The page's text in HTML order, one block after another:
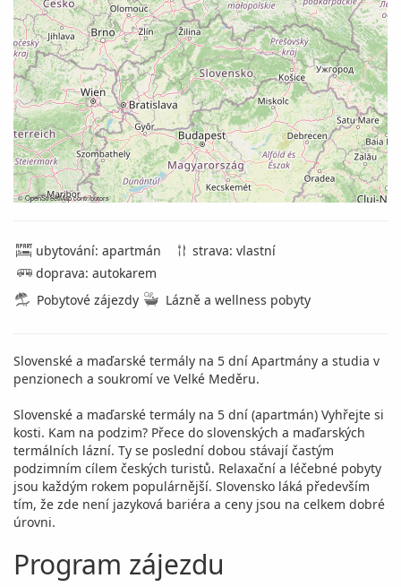
©OpenStreetMapcontributors
ubytování: apartmán
strava: vlastní
doprava: autokarem
Pobytové zájezdy
Lázně a wellness pobyty
Slovenské a maďarské termály na 5 dní Apartmány a studia v
penzionech a soukromí ve Velké Meděru.
Slovenské a maďarské termály na 5 dní (apartmán) Vyhřejte si
kosti. Kam na podzim? Přece do slovenských a maďarských
termálních lázní. Ty se poslední dobou stávají častým
podzimním cílem českých turistů. Relaxační a léčebné pobyty
jsou každým rokem populárnější. Slovensko láká především
tím, že zde není jazyková bariéra a ceny jsou na celkem dobré
úrovni.
Program zájezdu